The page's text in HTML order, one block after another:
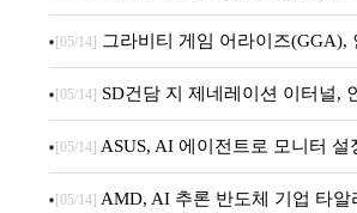
[05/14] 그라비티 게임 어라이즈(GGA),
[05/14] SD건담 지 제네레이션 이터널,
[05/14] ASUS, AI 에이전트로 모니터 설
[05/14] AMD, AI 추론 반도체 기업 타알